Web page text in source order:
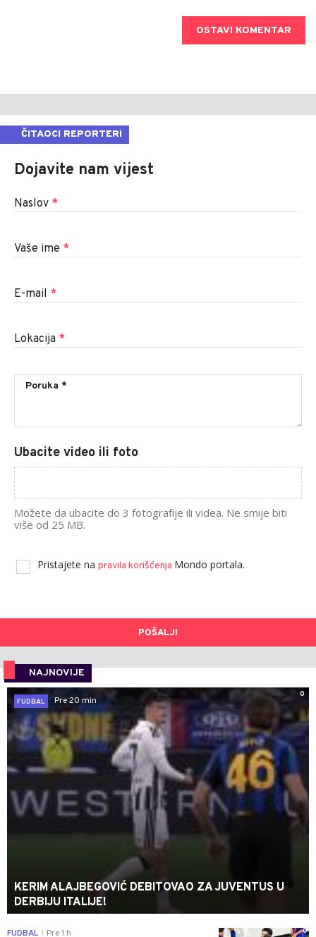
OSTAVI KOMENTAR
ČITAOCI REPORTERI
Dojavite nam vijest
Naslov *
Vaše ime *
E-mail *
Lokacija *
Ubacite video ili foto
Možete da ubacite do 3 fotografije ili videa. Ne smije biti
više od 25 MB.
Pristajete na pravila korišćenja Mondo portala.
POŠALJI
NAJNOVIJE
0
FUDBAL
Pre 20 min
KERIM ALAJBEGOVIĆ DEBITOVAO ZA JUVENTUS U
DERBIJU ITALIJE!
0
FUDBAL Pre 1 h